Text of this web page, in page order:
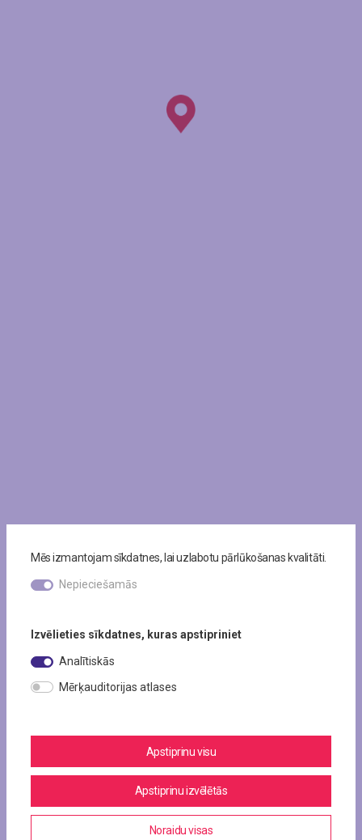
Mēs izmantojam sīkdatnes, lai uzlabotu pārlūkošanas kvalitāti.
Nepieciešamās
Izvēlieties sīkdatnes, kuras apstipriniet
Analītiskās
Mērķauditorijas atlases
Apstiprinu visu
Apstiprinu izvēlētās
Noraidu visas